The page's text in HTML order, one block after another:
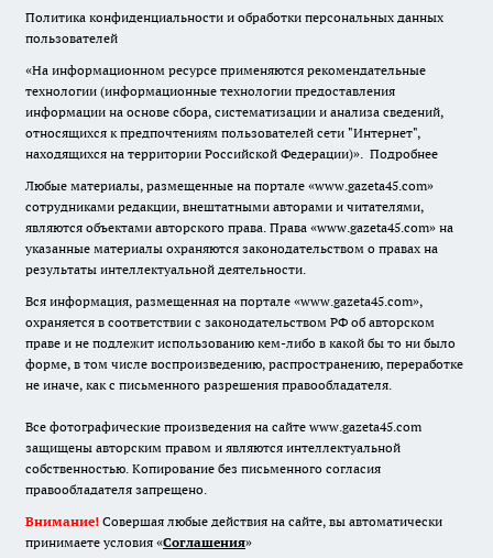
Политика конфиденциальности и обработки персональных данных
пользователей
«На информационном ресурсе применяются рекомендательные
технологии (информационные технологии предоставления
информации на основе сбора, систематизации и анализа сведений,
относящихся к предпочтениям пользователей сети "Интернет",
находящихся на территории Российской Федерации)». Подробнее
Любые материалы, размещенные на портале «www.gazeta45.com»
сотрудниками редакции, внештатными авторами и читателями,
являются объектами авторского права. Права «www.gazeta45.com» на
указанные материалы охраняются законодательством о правах на
результаты интеллектуальной деятельности.
Вся информация, размещенная на портале «www.gazeta45.com»,
охраняется в соответствии с законодательством РФ об авторском
праве и не подлежит использованию кем-либо в какой бы то ни было
форме, в том числе воспроизведению, распространению, переработке
не иначе, как с письменного разрешения правообладателя.
Все фотографические произведения на сайте www.gazeta45.com
защищены авторским правом и являются интеллектуальной
собственностью. Копирование без письменного согласия
правообладателя запрещено.
Внимание! Совершая любые действия на сайте, вы автоматически
принимаете условия «Cоглашения»